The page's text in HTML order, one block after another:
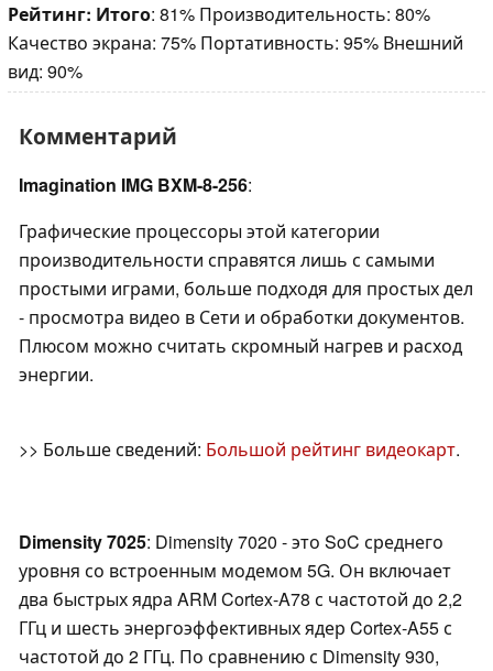
Рейтинг: Итого: 81% Производительность: 80%
Качество экрана: 75% Портативность: 95% Внешний
вид: 90%
Комментарий
Imagination IMG BXM-8-256:
Графические процессоры этой категории
производительности справятся лишь с самыми
простыми играми, больше подходя для простых дел
- просмотра видео в Сети и обработки документов.
Плюсом можно считать скромный нагрев и расход
энергии.
>> Больше сведений: Большой рейтинг видеокарт.
Dimensity 7025: Dimensity 7020 - это SoC среднего
уровня со встроенным модемом 5G. Он включает
два быстрых ядра ARM Cortex-A78 с частотой до 2,2
ГГц и шесть энергоэффективных ядер Cortex-A55 с
частотой до 2 ГГц. По сравнению с Dimensity 930,